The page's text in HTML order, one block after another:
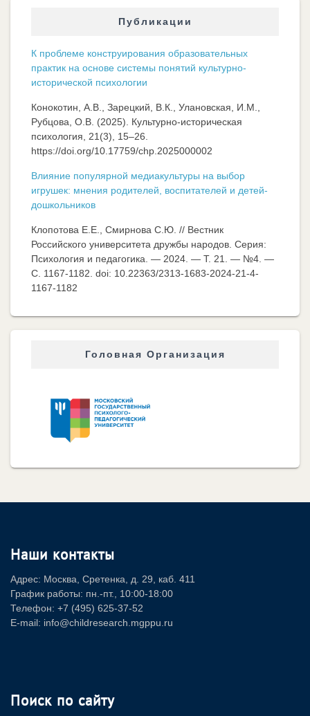
Публикации
К проблеме конструирования образовательных
практик на основе системы понятий культурно-
исторической психологии
Конокотин, А.В., Зарецкий, В.К., Улановская, И.М.,
Рубцова, О.В. (2025). Культурно-историческая
психология, 21(3), 15–26.
https://doi.org/10.17759/chp.2025000002
Влияние популярной медиакультуры на выбор
игрушек: мнения родителей, воспитателей и детей-
дошкольников
Клопотова Е.Е., Смирнова С.Ю. // Вестник
Российского университета дружбы народов. Серия:
Психология и педагогика. — 2024. — Т. 21. — №4. —
C. 1167-1182. doi: 10.22363/2313-1683-2024-21-4-
1167-1182
Головная Организация
Наши контакты
Адрес: Москва, Сретенка, д. 29, каб. 411
График работы: пн.-пт., 10:00-18:00
Телефон: +7 (495) 625-37-52
E-mail: info@childresearch.mgppu.ru
Поиск по сайту